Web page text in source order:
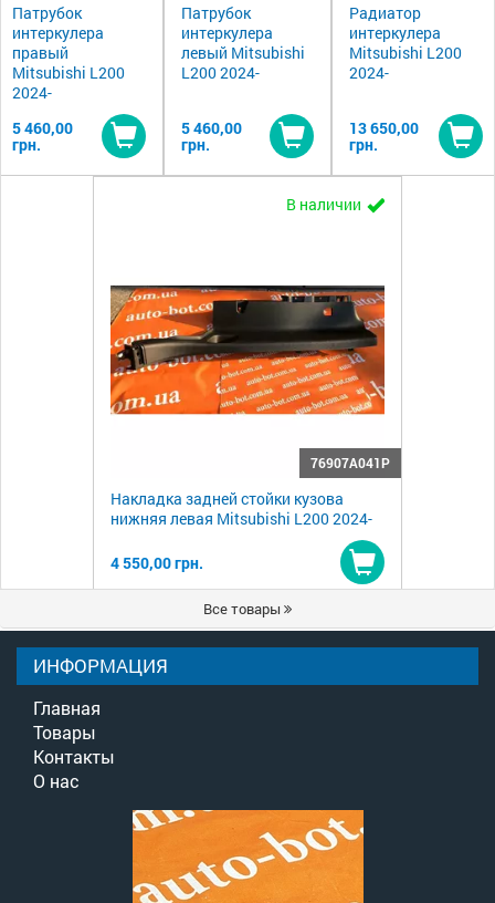
Патрубок
интеркулера
правый
Mitsubishi L200
2024-
5 460,00
грн.
Купить
Патрубок
интеркулера
левый Mitsubishi
L200 2024-
5 460,00
грн.
Купить
Радиатор
интеркулера
Mitsubishi L200
2024-
13 650,00
грн.
В наличии
76907A041P
Накладка задней стойки кузова
нижняя левая Mitsubishi L200 2024-
4 550,00 грн.
Купить
Все товары
ИНФОРМАЦИЯ
Главная
Товары
Контакты
О нас